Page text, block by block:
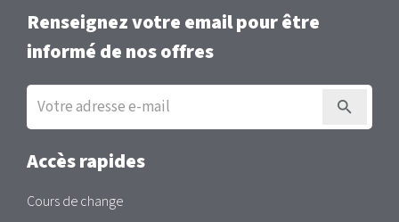
Renseignez votre email pour être
informé de nos offres
Inscription
la
newsletter
Accès rapides
Cours de change